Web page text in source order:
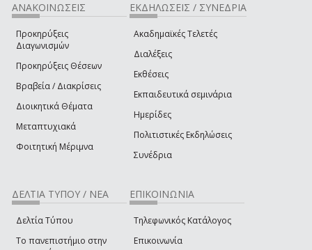
ΑΝΑΚΟΙΝΩΣΕΙΣ
Προκηρύξεις
Διαγωνισμών
Προκηρύξεις Θέσεων
Βραβεία / Διακρίσεις
Διοικητικά Θέματα
Μεταπτυχιακά
Φοιτητική Μέριμνα
ΕΚΔΗΛΩΣΕΙΣ / ΣΥΝΕΔΡΙΑ
Ακαδημαϊκές Τελετές
Διαλέξεις
Εκθέσεις
Εκπαιδευτικά σεμινάρια
Ημερίδες
Πολιτιστικές Εκδηλώσεις
Συνέδρια
ΔΕΛΤΙΑ ΤΥΠΟΥ / ΝΕΑ
Δελτία Τύπου
Το πανεπιστήμιο στην
ΕΠΙΚΟΙΝΩΝΙΑ
Τηλεφωνικός Κατάλογος
Επικοινωνία